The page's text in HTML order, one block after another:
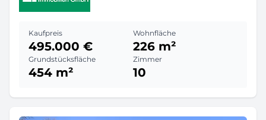
Kaufpreis
495.000 €
Wohnfläche
226 m²
Grundstücksfläche
454 m²
Zimmer
10